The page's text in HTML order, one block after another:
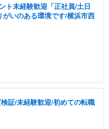
ト未経験歓迎「正社員/土日
いのある環境です/横浜市西
証/未経験歓迎/初めての転職